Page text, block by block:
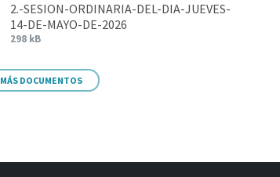
2.-SESION-ORDINARIA-DEL-DIA-JUEVES-
14-DE-MAYO-DE-2026
298 kB
MÁS DOCUMENTOS